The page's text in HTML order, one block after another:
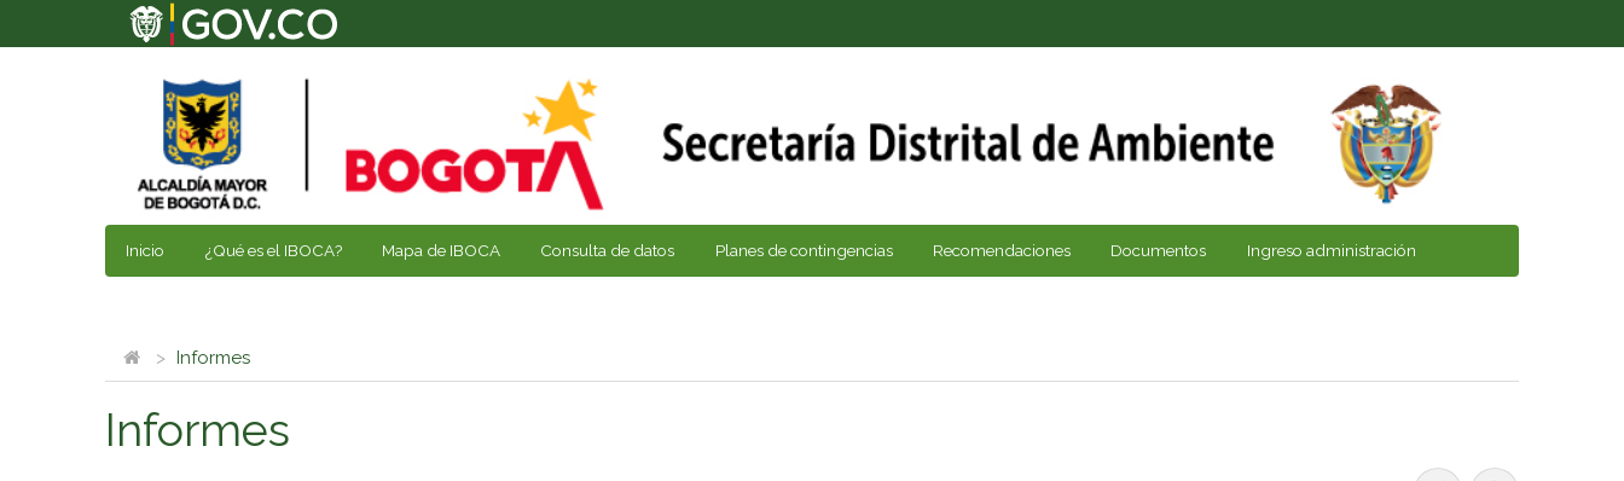
Inicio ¿Qué es el IBOCA? Mapa de IBOCA Consulta de datos Planes de contingencias Recomendaciones Documentos Ingreso administración
Informes
Informes